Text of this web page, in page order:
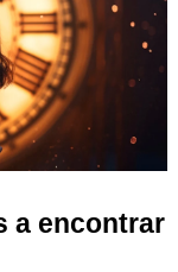
a encontrar